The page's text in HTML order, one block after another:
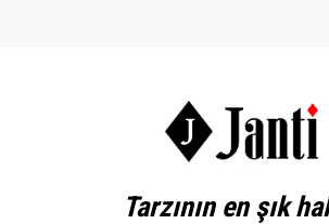
Tarzının en şık